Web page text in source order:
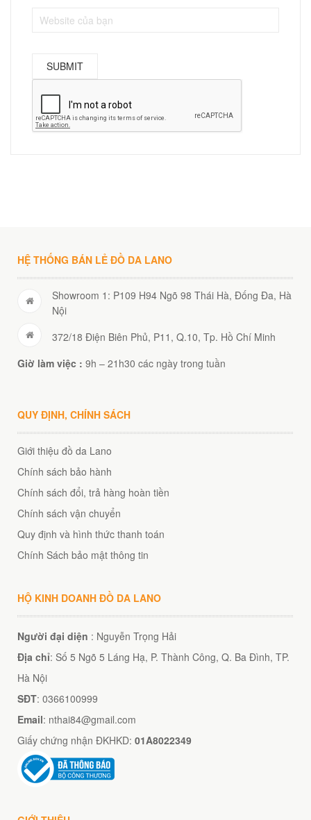
HỆ THỐNG BÁN LẺ ĐỒ DA LANO
Showroom 1: P109 H94 Ngõ 98 Thái Hà, Đống Đa, Hà
Nội
372/18 Điện Biên Phủ, P11, Q.10, Tp. Hồ Chí Minh
Giờ làm việc : 9h – 21h30 các ngày trong tuần
QUY ĐỊNH, CHÍNH SÁCH
Giới thiệu đồ da Lano
Chính sách bảo hành
Chính sách đổi, trả hàng hoàn tiền
Chính sách vận chuyển
Quy định và hình thức thanh toán
Chính Sách bảo mật thông tin
HỘ KINH DOANH ĐỒ DA LANO
Người đại diện : Nguyễn Trọng Hải
Địa chỉ: Số 5 Ngõ 5 Láng Hạ, P. Thành Công, Q. Ba Đình, TP.
Hà Nội
SĐT: 0366100999
Email: nthai84@gmail.com
Giấy chứng nhận ĐKHKD: 01A8022349